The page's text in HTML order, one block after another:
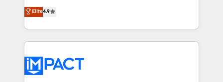
team of 100+ experts is ready for you! Driving digital
growth | www.brightdigital.com
Simple pay-as-you-go plans that accelerate value...
1️⃣ Set Up | Onboarding New or Check-fixing existing
HubSpot portals 2️⃣ Scale Up | 100% HubSpot Task
Execution... Global 24/7 ... All Experts 3️⃣ Integrate |
Slash months from your API Integration project... ⬅️
Click "Contact Business" ⬅️ to access 150+ Kickstart
Elite4.9